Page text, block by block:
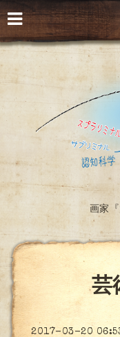
画家
芸
2017-03-20